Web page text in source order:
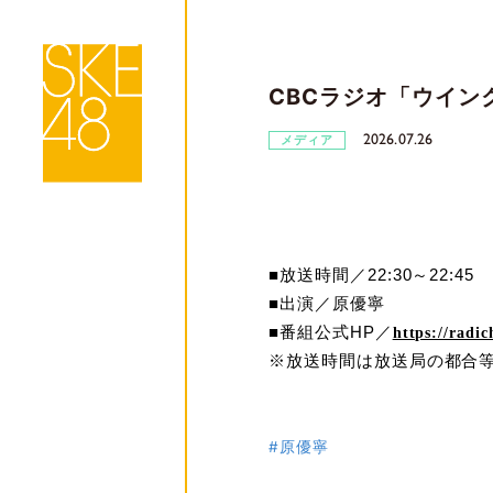
CBCラジオ「ウイ
メディア 2026.07.26
■放送時間／ 22:30～ 22:45
■出演／原優寧
■番組公式HP／ https://
※放送時間は放送局の都合
#原優寧